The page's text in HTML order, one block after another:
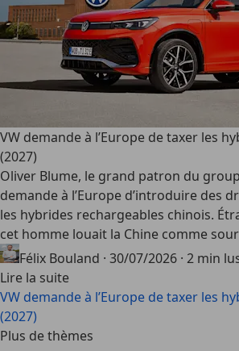
VW demande à l’Europe de taxer les
(2027)
Oliver Blume, le grand patron du
demande à l’Europe d’introduire des
les hybrides rechargeables chinois.
cet homme louait la Chine comme
Félix Bouland · 30/07/2026 · 2 min
Lire la suite
VW demande à l’Europe de taxer les
(2027)
Plus de thèmes